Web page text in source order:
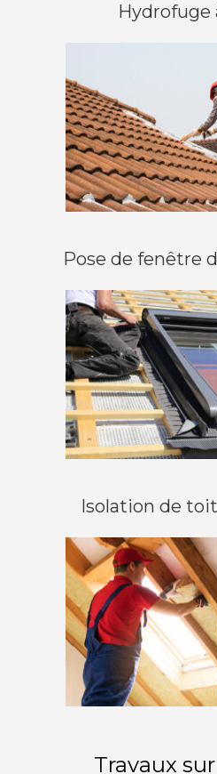
Hydrofuge
Pose de fenêtre
Isolation de
Travaux